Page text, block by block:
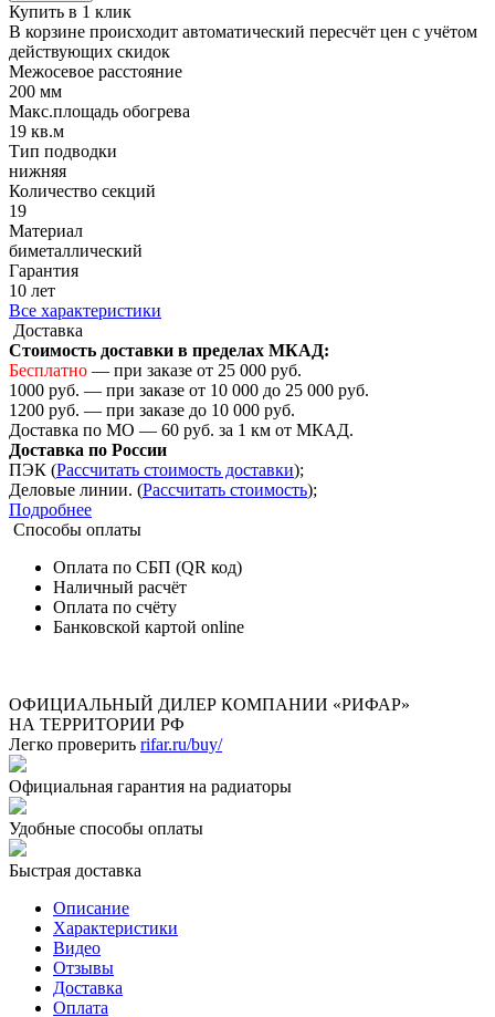
Купить в 1 клик
В корзине происходит автоматический пересчёт цен с учётом
действующих скидок
Межосевое расстояние
200 мм
Макс.площадь обогрева
19 кв.м
Тип подводки
нижняя
Количество cекций
19
Материал
биметаллический
Гарантия
10 лет
Все характеристики
Доставка
Стоимость доставки в пределах МКАД:
Бесплатно — при заказе от 25 000 руб.
1000 руб. — при заказе от 10 000 до 25 000 руб.
1200 руб. — при заказе до 10 000 руб.
Доставка по МО — 60 руб. за 1 км от МКАД.
Доставка по России
ПЭК (Рассчитать стоимость доставки);
Деловые линии. (Рассчитать стоимость);
Подробнее
Способы оплаты
Оплата по СБП (QR код)
Наличный расчёт
Оплата по счёту
Банковской картой online
ОФИЦИАЛЬНЫЙ ДИЛЕР КОМПАНИИ «РИФАР»
НА ТЕРРИТОРИИ РФ
Легко проверить rifar.ru/buy/
Официальная гарантия на радиаторы
Удобные способы оплаты
Быстрая доставка
Описание
Характеристики
Видео
Отзывы
Доставка
Оплата